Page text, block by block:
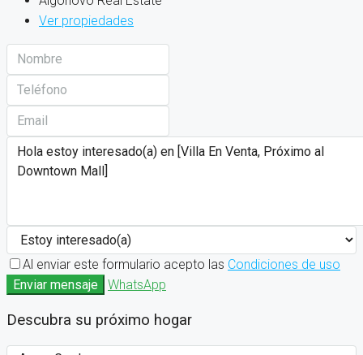
Ver propiedades
Al enviar este formulario acepto las Condiciones de uso
Enviar mensaje
WhatsApp
Descubra su próximo hogar